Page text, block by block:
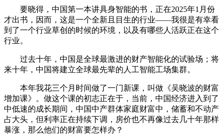
要晓得，中国第一本讲具身智能的书，正在2025年1月份
才出书，因而，这是一个全新且目生的行业——我很是有幸看
到了一个行业草创的时候的环境，以及有哪些人活跃正在这个
行业。
过去十年，中国是全球最激进的财产智能化的试验场；将
来十年，中国将建立全球最先辈的人工智能工场集群。
本年我花三个月时间做了一门新课，叫做《吴晓波的财富
增加课》。做这个课的初志正在于，当前，中国经济进入到了
中低速的成长期间，中国中产群体家庭财富中，储蓄和不动产
占大头，但利率正在持续下调，房价也不再像过去几十年那样
暴涨，那么他们的财富要怎样办？